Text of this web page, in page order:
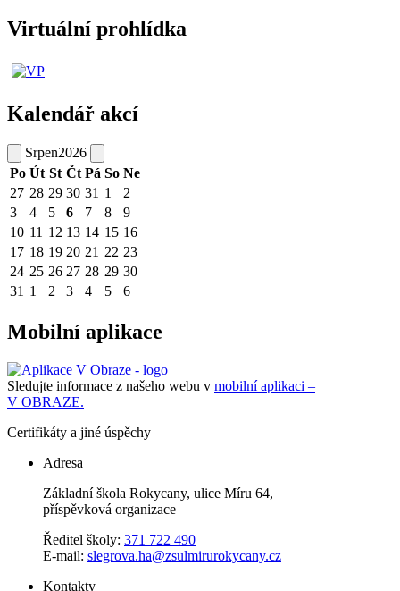
Virtuální prohlídka
Kalendář akcí
Srpen2026
Po Út St Čt Pá So Ne
27 28 29 30 31 1
2
3
4 5 6 7 8
9
10 11 12 13 14 15 16
17 18 19 20 21 22 23
24 25 26 27 28 29 30
31 1 2 3 4 5 6
Mobilní aplikace
Sledujte informace z našeho webu v mobilní aplikaci –
V OBRAZE.
Certifikáty a jiné úspěchy
Adresa
Základní škola Rokycany, ulice Míru 64,
příspěvková organizace
Ředitel školy: 371 722 490
E-mail: slegrova.ha@zsulmirurokycany.cz
Kontakty